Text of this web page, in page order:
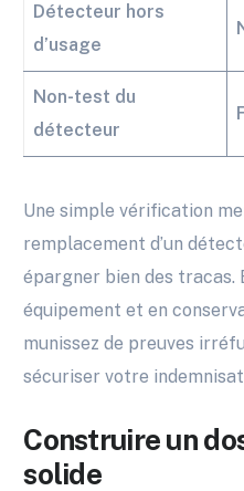
Détecteur hors
d’usage
Non-test du
détecteur
Une simple vérification
remplacement d’un
épargner bien des
équipement et en
munissez de preuves
sécuriser votre
Construire un
solide